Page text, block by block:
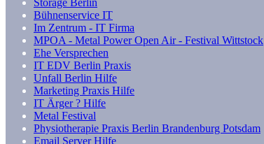
Bühnenservice IT
Im Zentrum - IT Firma
MPOA - Metal Power Open Air - Festival Wittstock
Ehe Versprechen
IT EDV Berlin Praxis
Unfall Berlin Hilfe
Marketing Praxis Hilfe
IT Ärger ? Hilfe
Metal Festival
Physiotherapie Praxis Berlin Brandenburg Potsdam
Email Server Hilfe